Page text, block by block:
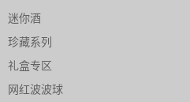
迷你酒
珍藏系列
礼盒专区
网红波波球